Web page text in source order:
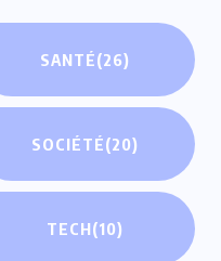
SANTÉ(26)
SOCIÉTÉ(20)
TECH(10)